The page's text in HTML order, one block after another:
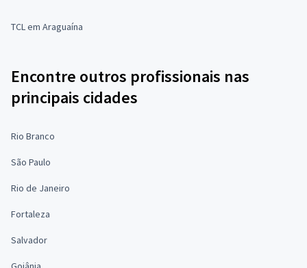
TCL em Araguaína
Encontre outros profissionais nas
principais cidades
Rio Branco
São Paulo
Rio de Janeiro
Fortaleza
Salvador